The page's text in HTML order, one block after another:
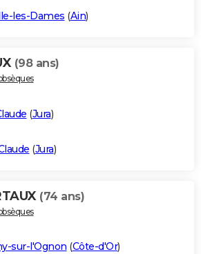
les-Dames (Ain)
(98 ans)
(Jura)
(Jura)
(74 ans)
sur-l'Ognon (Côte-d'Or)